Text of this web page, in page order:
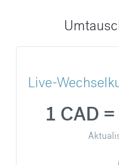
Live-
1 CAD